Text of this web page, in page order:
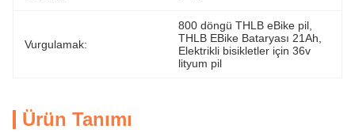
Vurgulamak:
800 döngü THLB eBike pil
THLB EBike Bataryası 21Ah
Elektrikli bisikletler için 36v
lityum pil
Ürün Tanımı